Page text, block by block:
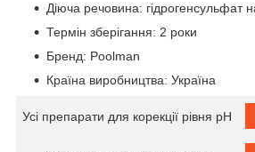
Діюча речовина: гідрогенсульфат
Термін зберігання: 2 роки
Бренд: Poolman
Країна виробництва: Україна
Усі препарати для корекції рівня pH